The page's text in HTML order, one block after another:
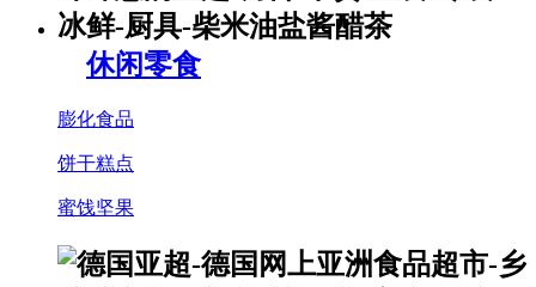
休闲零食
膨化食品
饼干糕点
蜜饯坚果